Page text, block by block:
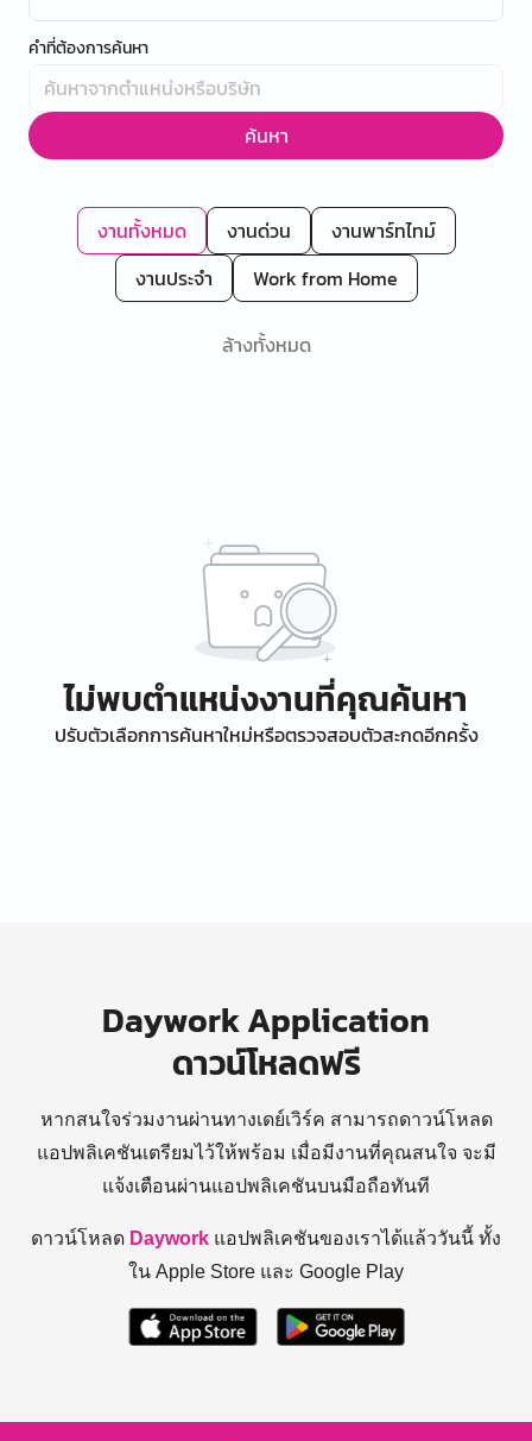
คำที่ต้องการค้นหา
ค้นหา
งานทั้งหมด งานด่วน
งานพาร์ทไทม์
งานประจำ
Work from Home
ล้างทั้งหมด
ไม่พบตำแหน่งงานที่คุณค้นหา
ปรับตัวเลือกการค้นหาใหม่หรือตรวจสอบตัวสะกดอีกครั้ง
Daywork Application
ดาวน์โหลดฟรี
หากสนใจร่วมงานผ่านทางเดย์เวิร์ค สามารถดาวน์โหลด
แอปพลิเคชันเตรียมไว้ให้พร้อม เมื่อมีงานที่คุณสนใจ จะมี
แจ้งเตือนผ่านแอปพลิเคชันบนมือถือทันที
ดาวน์โหลด Daywork แอปพลิเคชันของเราได้แล้ววันนี้ ทั้ง
ใน Apple Store และ Google Play